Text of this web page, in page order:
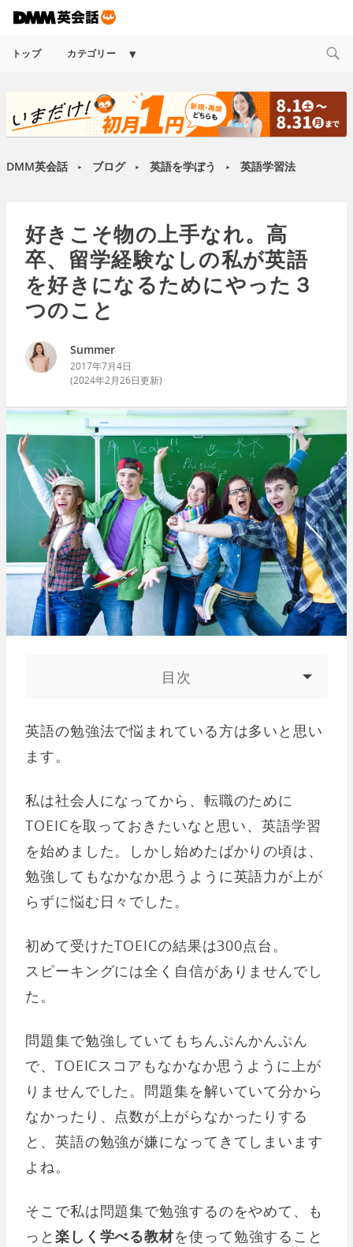
トップ カテゴリー
Expand
menu
DMM英会話 ► ブログ ► 英語を学ぼう ► 英語学習法
好きこそ物の上手なれ。高
卒、留学経験なしの私が英語
を好きになるためにやった３
つのこと
Summer
2017年7月4日
(2024年2月26日更新)
目次
英語の勉強法で悩まれている方は多いと思い
ます。
私は社会人になってから、転職のために
TOEICを取っておきたいなと思い、英語学習
を始めました。しかし始めたばかりの頃は、
勉強してもなかなか思うように英語力が上が
らずに悩む日々でした。
初めて受けたTOEICの結果は300点台。
スピーキングには全く自信がありませんでし
た。
問題集で勉強していてもちんぷんかんぷん
で、TOEICスコアもなかなか思うように上が
りませんでした。問題集を解いていて分から
なかったり、点数が上がらなかったりする
と、英語の勉強が嫌になってきてしまいます
よね。
そこで私は問題集で勉強するのをやめて、も
っと 楽しく学べる教材を使って勉強すること